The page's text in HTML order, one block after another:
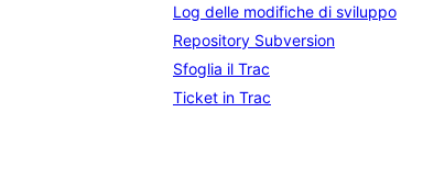
Log delle modifiche di sviluppo
Repository Subversion
Sfoglia il Trac
Ticket in Trac